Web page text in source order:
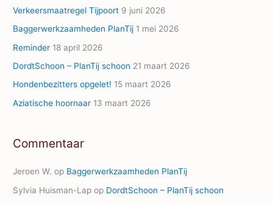
r
e
s
s
Verkeersmaatregel Tijpoort 9 juni 2026
Baggerwerkzaamheden PlanTij 1 mei 2026
Reminder 18 april 2026
DordtSchoon – PlanTij schoon 21 maart 2026
Hondenbezitters opgelet! 15 maart 2026
Aziatische hoornaar 13 maart 2026
Commentaar
Jeroen W. op Baggerwerkzaamheden PlanTij
Sylvia Huisman-Lap op DordtSchoon – PlanTij schoon